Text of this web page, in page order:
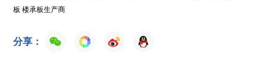
板 楼承板生产商
分享：